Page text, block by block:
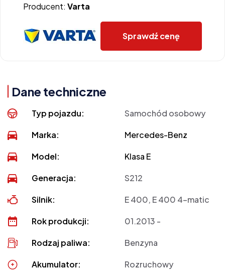
Producent: Varta
Sprawdź cenę
Dane techniczne
Typ pojazdu: Samochód osobowy
Marka: Mercedes-Benz
Model: Klasa E
Generacja: S212
Silnik: E 400, E 400 4-matic
Rok produkcji: 01.2013 -
Rodzaj paliwa: Benzyna
Akumulator: Rozruchowy